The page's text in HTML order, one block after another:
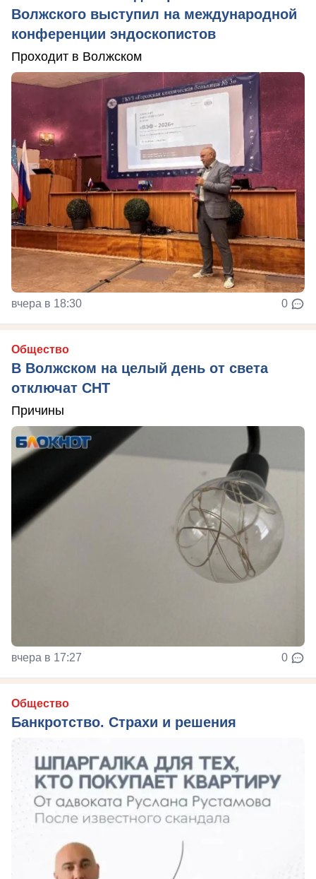
Волжского выступил на международной
конференции эндоскопистов
Проходит в Волжском
вчера в 18:30 0
Общество
В Волжском на целый день от света
отключат СНТ
Причины
вчера в 17:27 0
Общество
Банкротство. Страхи и решения